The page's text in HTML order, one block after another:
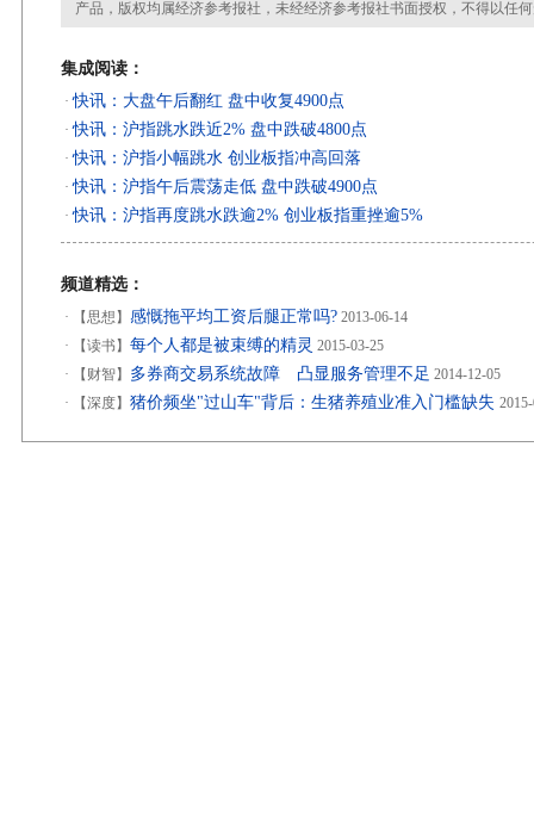
产品，版权均属经济参考报社，未经经济参考报社书面授权，不得以任
集成阅读：
· 快讯：大盘午后翻红 盘中收复4900点
· 快讯：沪指跳水跌近2% 盘中跌破4800点
· 快讯：沪指小幅跳水 创业板指冲高回落
· 快讯：沪指午后震荡走低 盘中跌破4900点
· 快讯：沪指再度跳水跌逾2% 创业板指重挫逾5%
频道精选：
· 【思想】 感慨拖平均工资后腿正常吗? 2013-06-14
·
【读书】 每个人都是被束缚的精灵 2015-03-25
·
【财智】 多券商交易系统故障 凸显服务管理不足 2014-12-05
·
【深度】 猪价频坐"过山车"背后：生猪养殖业准入门槛缺失